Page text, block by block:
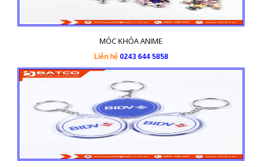
MÓC KHÓA ANIME
Liên hệ 0243 644 5858